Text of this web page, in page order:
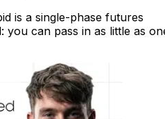
is a single-phase futures
you can pass in as little as